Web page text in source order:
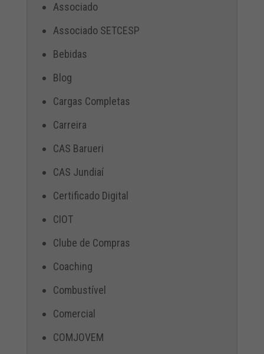
Associado
Associado SETCESP
Bebidas
Blog
Cargas Completas
Carreira
CAS Barueri
CAS Jundiaí
Certificado Digital
CIOT
Clube de Compras
Coaching
Combustível
Comercial
COMJOVEM